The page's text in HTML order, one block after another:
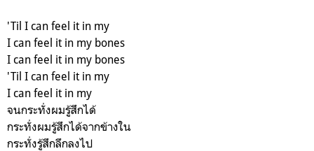
'Til I can feel it in my
I can feel it in my bones
I can feel it in my bones
'Til I can feel it in my
I can feel it in my
จนกระทั่งผมรู้สึกได้
กระทั่งผมรู้สึกได้จากข้างใน
กระทั่งรู้สึกลึกลงไป